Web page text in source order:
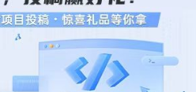
策与长期规划。与传统LLM后